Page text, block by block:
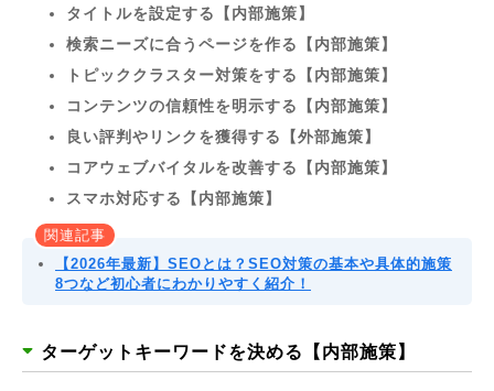
タイトルを設定する【内部施策】
検索ニーズに合うページを作る【内部施策】
トピッククラスター対策をする【内部施策】
コンテンツの信頼性を明示する【内部施策】
良い評判やリンクを獲得する【外部施策】
コアウェブバイタルを改善する【内部施策】
スマホ対応する【内部施策】
関連記事
【2026年最新】SEOとは？SEO対策の基本や具体的施策
8つなど初心者にわかりやすく紹介！
ターゲットキーワードを決める【内部施策】